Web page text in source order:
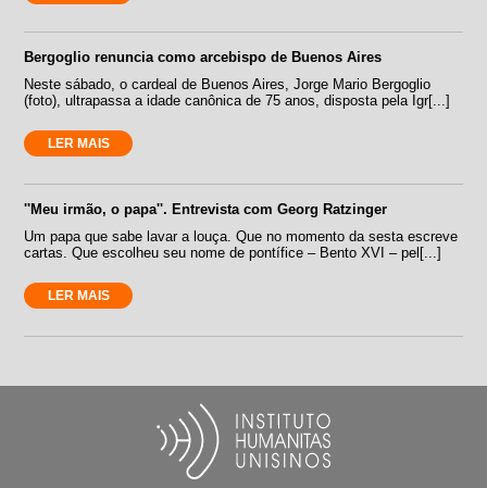
Bergoglio renuncia como arcebispo de Buenos Aires
Neste sábado, o cardeal de Buenos Aires, Jorge Mario Bergoglio
(foto), ultrapassa a idade canônica de 75 anos, disposta pela Igr[...]
LER MAIS
''Meu irmão, o papa''. Entrevista com Georg Ratzinger
Um papa que sabe lavar a louça. Que no momento da sesta escreve
cartas. Que escolheu seu nome de pontífice – Bento XVI – pel[...]
LER MAIS